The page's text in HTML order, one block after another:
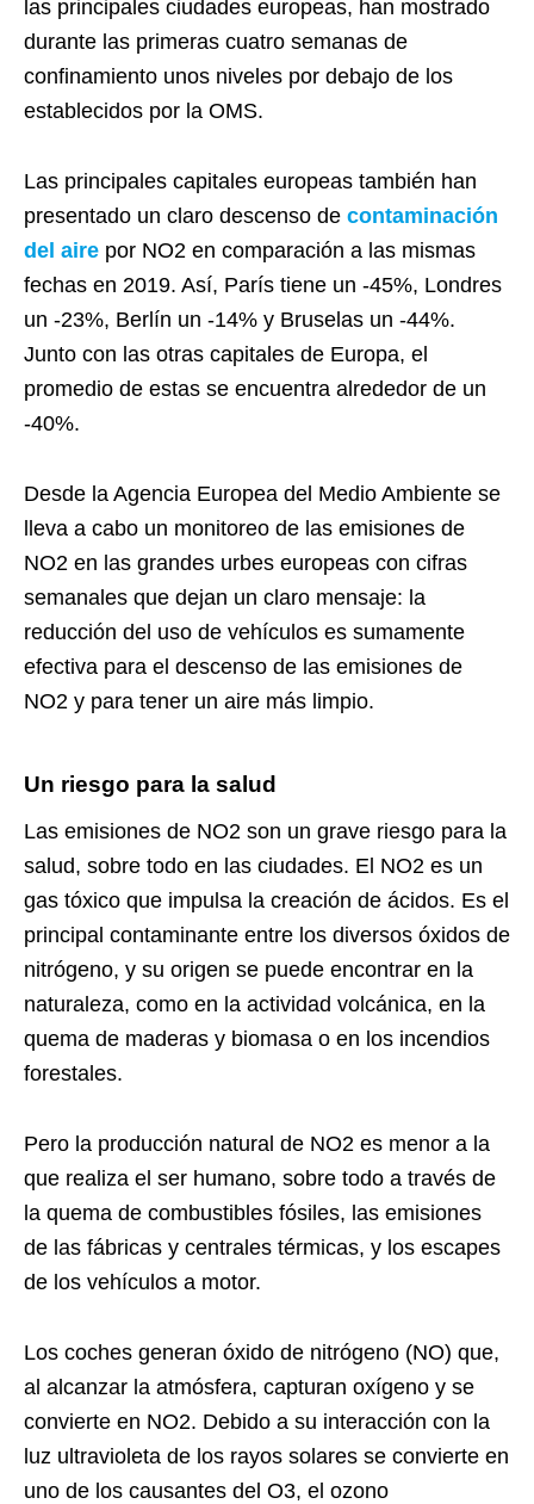
las principales ciudades europeas, han mostrado
durante las primeras cuatro semanas de
confinamiento unos niveles por debajo de los
establecidos por la OMS.
Las principales capitales europeas también han
presentado un claro descenso de contaminación
del aire por NO2 en comparación a las mismas
fechas en 2019. Así, París tiene un -45%, Londres
un -23%, Berlín un -14% y Bruselas un -44%.
Junto con las otras capitales de Europa, el
promedio de estas se encuentra alrededor de un
-40%.
Desde la Agencia Europea del Medio Ambiente se
lleva a cabo un monitoreo de las emisiones de
NO2 en las grandes urbes europeas con cifras
semanales que dejan un claro mensaje: la
reducción del uso de vehículos es sumamente
efectiva para el descenso de las emisiones de
NO2 y para tener un aire más limpio.
Un riesgo para la salud
Las emisiones de NO2 son un grave riesgo para la
salud, sobre todo en las ciudades. El NO2 es un
gas tóxico que impulsa la creación de ácidos. Es el
principal contaminante entre los diversos óxidos de
nitrógeno, y su origen se puede encontrar en la
naturaleza, como en la actividad volcánica, en la
quema de maderas y biomasa o en los incendios
forestales.
Pero la producción natural de NO2 es menor a la
que realiza el ser humano, sobre todo a través de
la quema de combustibles fósiles, las emisiones
de las fábricas y centrales térmicas, y los escapes
de los vehículos a motor.
Los coches generan óxido de nitrógeno (NO) que,
al alcanzar la atmósfera, capturan oxígeno y se
convierte en NO2. Debido a su interacción con la
luz ultravioleta de los rayos solares se convierte en
uno de los causantes del O3, el ozono